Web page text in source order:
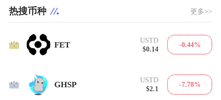
热搜币种 更多>>
1 FET
USTD
$0.14
-0.44%
2 GHSP
USTD
$2.1
-7.78%